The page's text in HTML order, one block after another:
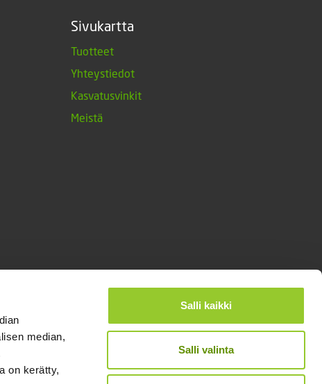
median,
on kerätty,
Salli kaikki
Salli valinta
Sivukartta
Tuotteet
Yhteystiedot
Kasvatusvinkit
Meistä
Designed and Released by Rock My Business®